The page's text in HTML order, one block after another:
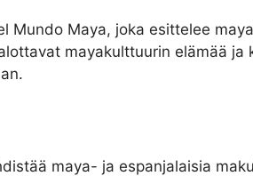
Mundo Maya, joka esittelee
mayakulttuurin elämää ja
maya- ja espanjalaisia